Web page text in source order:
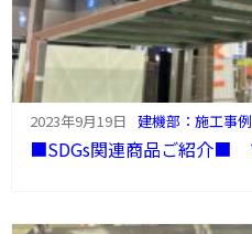
2023年9月19日 建機部：施工事例
■SDGs関連商品ご紹介■